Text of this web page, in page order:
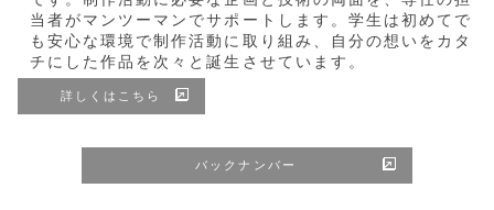
当者がマンツーマンでサポートします。学生は初めてで
も安心な環境で制作活動に取り組み、自分の想いをカタ
チにした作品を次々と誕生させています。
詳しくはこちら
バックナンバー